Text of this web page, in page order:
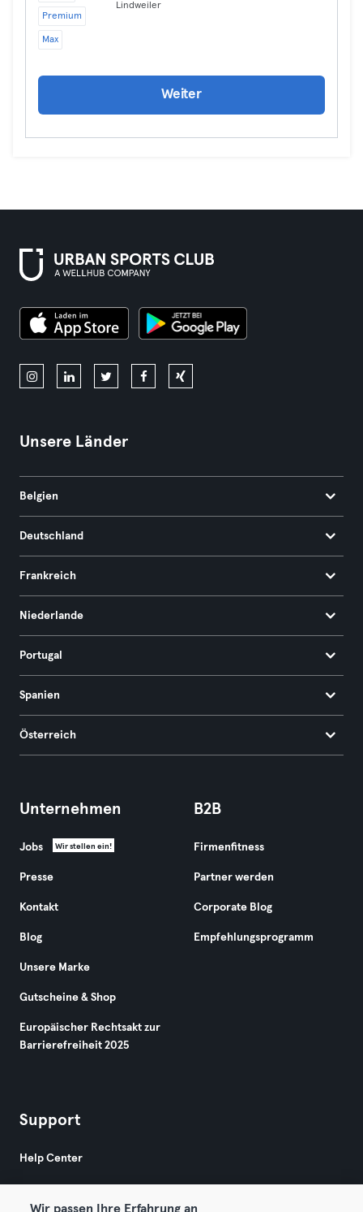
Premium
Max
Lindweiler
Weiter
Unsere Länder
Belgien
Deutschland
Frankreich
Niederlande
Portugal
Spanien
Österreich
Unternehmen
Jobs Wir stellen ein!
Presse
Kontakt
Blog
Unsere Marke
Gutscheine & Shop
Europäischer Rechtsakt zur
Barrierefreiheit 2025
B2B
Firmenfitness
Partner werden
Corporate Blog
Empfehlungsprogramm
Support
Help Center
Wir passen Ihre Erfahrung an